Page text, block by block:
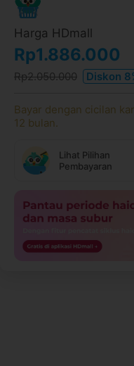
Harga HDmall
Rp1.886.000
Rp2.050.000 Diskon
Bayar dengan cicilan
12 bulan.
Lihat Pilihan
Pembayaran